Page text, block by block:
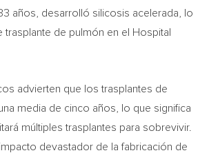
años, desarrolló silicosis acelerada, lo
trasplante de pulmón en el Hospital
advierten que los trasplantes de
media de cinco años, lo que significa
múltiples trasplantes para sobrevivir.
devastador de la fabricación de